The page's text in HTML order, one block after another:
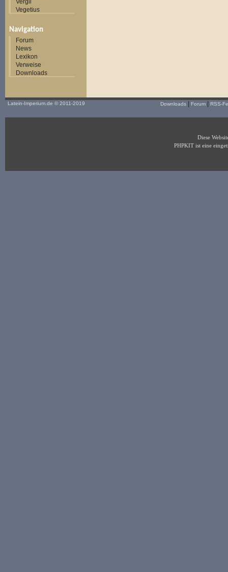
Vergil
Vegetius
Navigation
Forum
News
Lexikon
Verweise
Downloads
Latein-Imperium.de © 2011-2019 Downloads Forum RSS-
Diese
PHPKIT ist eine